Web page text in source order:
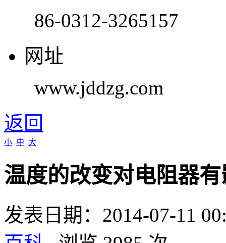
86-0312-3265157
网址
www.jddzg.com
返回
小 中 大
温度的改变对电阻器
发表日期：2014-07-11